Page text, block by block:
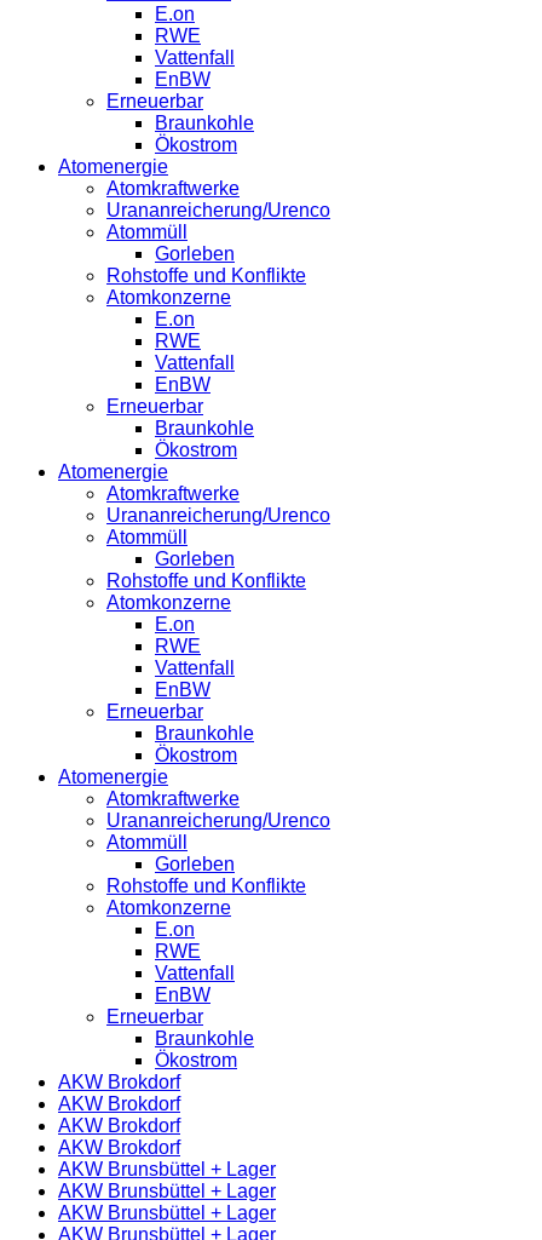
E.on
RWE
Vattenfall
EnBW
Erneuerbar
Braunkohle
Ökostrom
Atomenergie
Atomkraftwerke
Urananreicherung/Urenco
Atommüll
Gorleben
Rohstoffe und Konflikte
Atomkonzerne
E.on
RWE
Vattenfall
EnBW
Erneuerbar
Braunkohle
Ökostrom
Atomenergie
Atomkraftwerke
Urananreicherung/Urenco
Atommüll
Gorleben
Rohstoffe und Konflikte
Atomkonzerne
E.on
RWE
Vattenfall
EnBW
Erneuerbar
Braunkohle
Ökostrom
Atomenergie
Atomkraftwerke
Urananreicherung/Urenco
Atommüll
Gorleben
Rohstoffe und Konflikte
Atomkonzerne
E.on
RWE
Vattenfall
EnBW
Erneuerbar
Braunkohle
Ökostrom
AKW Brokdorf
AKW Brokdorf
AKW Brokdorf
AKW Brokdorf
AKW Brunsbüttel + Lager
AKW Brunsbüttel + Lager
AKW Brunsbüttel + Lager
AKW Brunsbüttel + Lager